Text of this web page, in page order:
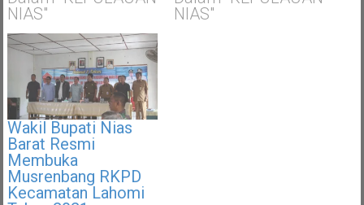
NIAS"
NIAS"
Wakil Bupati Nias
Barat Resmi
Membuka
Musrenbang RKPD
Kecamatan Lahomi